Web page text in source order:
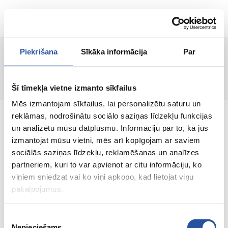
Piekrišana Sīkāka informācija Par
Šī tīmekļa vietne izmanto sīkfailus
Mēs izmantojam sīkfailus, lai personalizētu saturu un
reklāmas, nodrošinātu sociālo saziņas līdzekļu funkcijas
un analizētu mūsu datplūsmu. Informāciju par to, kā jūs
izmantojat mūsu vietni, mēs arī kopīgojam ar saviem
sociālās saziņas līdzekļu, reklamēšanas un analīzes
partneriem, kuri to var apvienot ar citu informāciju, ko
viņiem sniedzat vai ko viņi apkopo, kad lietojat viņu
pakalpojumus.
ET
Lehte ei leitud!
Veebipoodi soodsate hindade ja kvaliteetsete
toodetega, kus kliendi rahulolu on meie
peamine väärtus.
Koik sinu kodu ja aia jaoks!